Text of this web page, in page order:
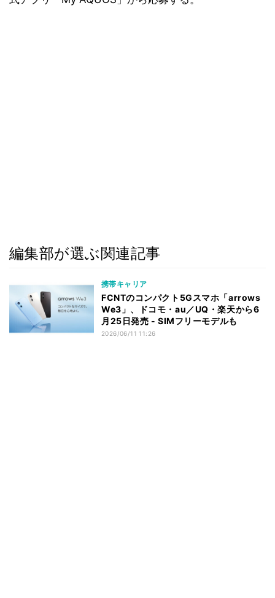
編集部が選ぶ関連記事
携帯キャリア
FCNTのコンパクト5Gスマホ「arrows
We3」、ドコモ・au／UQ・楽天から6
月25日発売 - SIMフリーモデルも
2026/06/11 11:26